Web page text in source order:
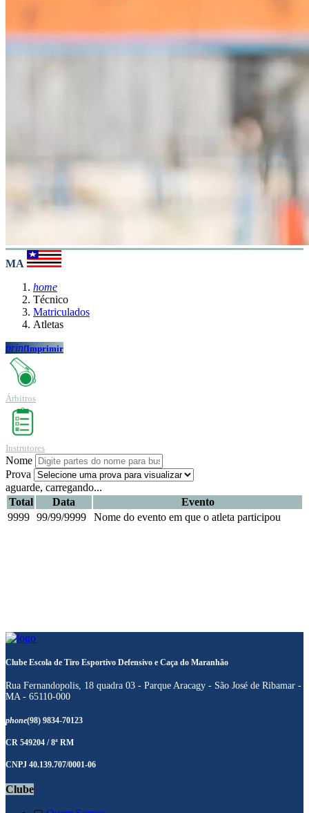
MA
home
Técnico
Matriculados
Atletas
printImprimir
Árbitros
Instrutores
Nome
Prova
aguarde, carregando...
Total
Data
Evento
9999 99/99/9999 Nome do evento em que o atleta participou
Clube Escola de Tiro Esportivo Defensivo e Caça do Maranhão
Rua Fernandopolis, 18 quadra 03 - Parque Aracagy - São José de Ribamar -
MA - 65110-000
phone(98) 9834-70123
CR 549204 / 8ª RM
CNPJ 40.139.707/0001-06
Clube